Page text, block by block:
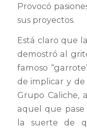
Provocó
sus proyectos.
Está claro que
demostró al
famoso
de implicar y de
Grupo Caliche,
aquel que pase
la suerte de